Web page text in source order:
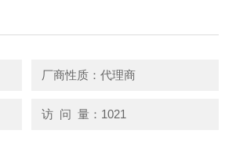
厂商性质：代理商
访 问 量：1021